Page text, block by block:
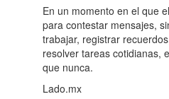
En un momento en el que
para contestar mensajes,
trabajar, registrar
resolver tareas cotidianas,
que nunca.
Lado.mx